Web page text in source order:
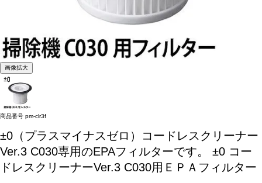
画像拡大
商品番号 pm-clr3f
±0（プラスマイナスゼロ）コードレスクリーナー
Ver.3 C030専用のEPAフィルターです。
±0 コー
ドレスクリーナーVer.3 C030用ＥＰＡフィルター